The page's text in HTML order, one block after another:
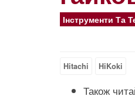
Інструменти Та
Hitachi HiKoki
Також